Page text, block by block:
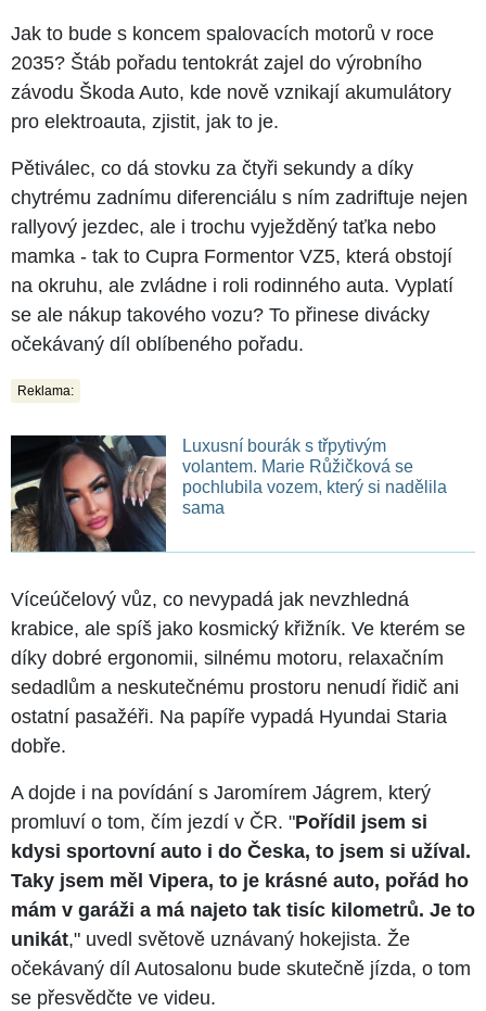
Jak to bude s koncem spalovacích motorů v roce
2035? Štáb pořadu tentokrát zajel do výrobního
závodu Škoda Auto, kde nově vznikají akumulátory
pro elektroauta, zjistit, jak to je.
Pětiválec, co dá stovku za čtyři sekundy a díky
chytrému zadnímu diferenciálu s ním zadriftuje nejen
rallyový jezdec, ale i trochu vyježděný taťka nebo
mamka - tak to Cupra Formentor VZ5, která obstojí
na okruhu, ale zvládne i roli rodinného auta. Vyplatí
se ale nákup takového vozu? To přinese divácky
očekávaný díl oblíbeného pořadu.
Reklama:
Luxusní bourák s třpytivým
volantem. Marie Růžičková se
pochlubila vozem, který si nadělila
sama
Víceúčelový vůz, co nevypadá jak nevzhledná
krabice, ale spíš jako kosmický křižník. Ve kterém se
díky dobré ergonomii, silnému motoru, relaxačním
sedadlům a neskutečnému prostoru nenudí řidič ani
ostatní pasažéři. Na papíře vypadá Hyundai Staria
dobře.
A dojde i na povídání s Jaromírem Jágrem, který
promluví o tom, čím jezdí v ČR. "Pořídil jsem si
kdysi sportovní auto i do Česka, to jsem si užíval.
Taky jsem měl Vipera, to je krásné auto, pořád ho
mám v garáži a má najeto tak tisíc kilometrů. Je to
unikát," uvedl světově uznávaný hokejista. Že
očekávaný díl Autosalonu bude skutečně jízda, o tom
se přesvědčte ve videu.